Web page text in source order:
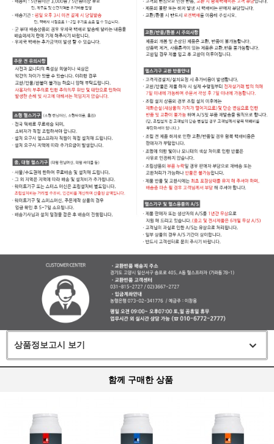
상품정보고시 보기
함께 구매한 상품